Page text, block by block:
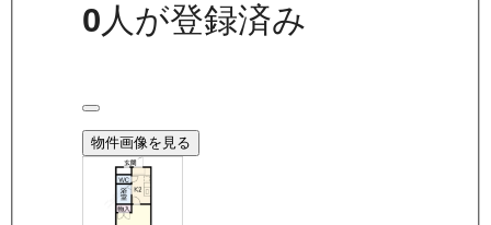
0人が登録済み
物件画像を見る